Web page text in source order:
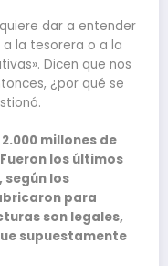
dar a entender
la tesorera o a la
Dicen que nos
¿por qué se
millones de
los últimos
según los
para
son legales,
supuestamente